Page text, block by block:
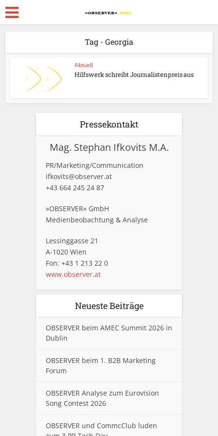
Tag - Georgia
Aktuell
Hilfswerk schreibt Journalistenpreis aus
Pressekontakt
Mag. Stephan Ifkovits M.A.
PR/Marketing/Communication
ifkovits@observer.at
+43 664 245 24 87
»OBSERVER« GmbH
Medienbeobachtung & Analyse
Lessinggasse 21
A-1020 Wien
Fon: +43 1 213 22 0
www.observer.at
Neueste Beiträge
OBSERVER beim AMEC Summit 2026 in
Dublin
OBSERVER beim 1. B2B Marketing
Forum
OBSERVER Analyse zum Eurovision
Song Contest 2026
OBSERVER und CommcClub luden